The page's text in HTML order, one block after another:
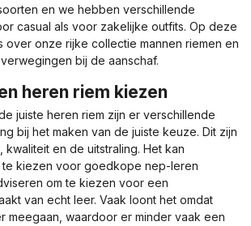
en we hebben verschillende
casual als voor zakelijke outfits. Op deze
over onze rijke collectie mannen riemen en
bij de aanschaf.
heren riem kiezen
juiste heren riem zijn er verschillende
bij het maken van de juiste keuze. Dit zijn
en de uitstraling. Het kan
te kiezen voor goedkope nep-leren
om te kiezen voor een
van echt leer. Vaak loont het omdat
meegaan, waardoor er minder vaak een